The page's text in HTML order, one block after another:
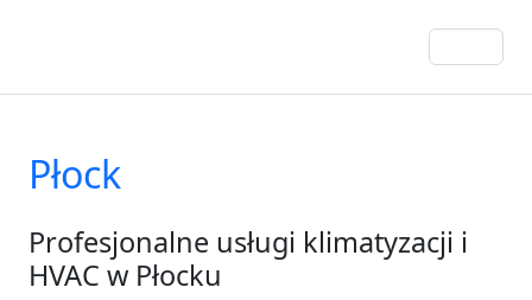
Płock
Profesjonalne usługi klimatyzacji i
HVAC w Płocku